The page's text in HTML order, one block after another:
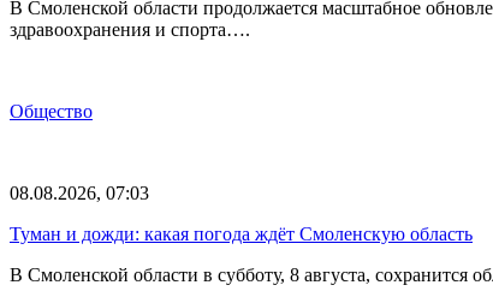
В Смоленской области продолжается масштабное
здравоохранения и спорта….
Общество
08.08.2026, 07:03
Туман и дожди: какая погода ждёт Смоленскую область
В Смоленской области в субботу, 8 августа,